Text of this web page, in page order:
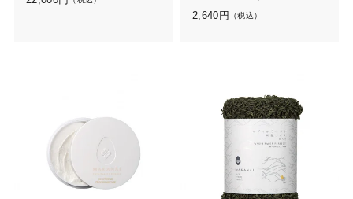
椿の香り）
2,640 円 （税込）